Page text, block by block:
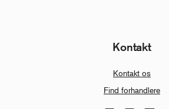
Kontakt
Kontakt os
Find forhandlere